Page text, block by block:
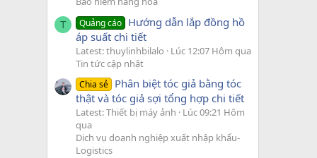
T Quảng cáo Hướng dẫn lắp đồng hồ
áp suất chi tiết
Latest: thuylinhbilalo
Lúc 12:07 Hôm qua
Tin tức cập nhật
Chia sẻ Phân biệt tóc giả bằng tóc
thật và tóc giả sợi tổng hợp chi tiết
Latest: Thiết bị máy ảnh
Lúc 09:21 Hôm
qua
Dịch vụ doanh nghiệp xuất nhập khẩu-
Logistics